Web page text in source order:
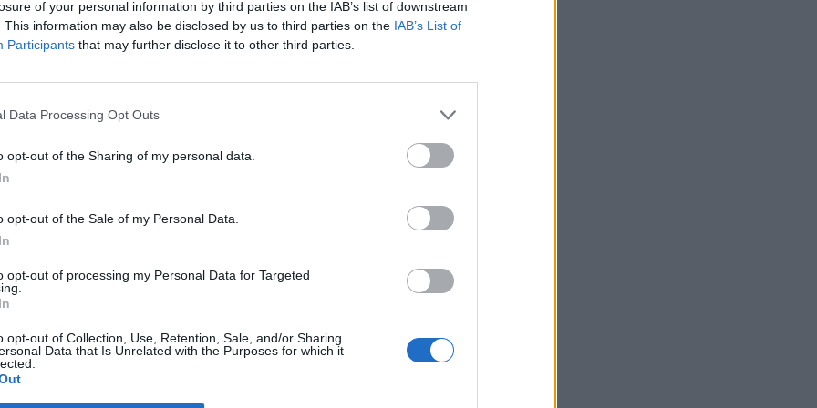
of your personal information by third parties on the IAB’s list of downstream
This information may also be disclosed by us to third parties on the IAB’s List of
Participants that may further disclose it to other third parties.
Data Processing Opt Outs
opt-out of the Sharing of my personal data.
opt-out of the Sale of my Personal Data.
opt-out of processing my Personal Data for Targeted
opt-out of Collection, Use, Retention, Sale, and/or Sharing
Data that Is Unrelated with the Purposes for which it
gyengébb szinten búcsúztatja a hetet.
jellemzőnél jóval izgalmasabb hetet hagyott maga mögött a forint, mivel a
hírek. A hétfőn reggel még 262 körüli euróval szembeni...
portfolio.hu hírarchívumához tartozik, melynek olvasása előfizetéses
cikkarchívum
elmúlt 2 év napon belüli
Előfizetés